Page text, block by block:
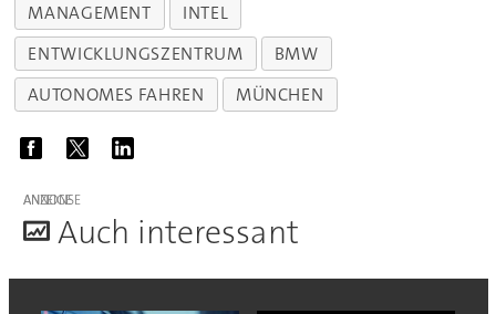
MANAGEMENT
INTEL
ENTWICKLUNGSZENTRUM
BMW
AUTONOMES FAHREN
MÜNCHEN
ANZEIGE
Auch interessant